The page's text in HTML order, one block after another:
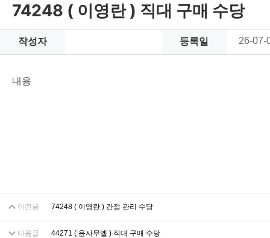
74248 ( 이영란 ) 직대 구매 수당
작성자 등록일 26-07-
내용
이전글 74248 ( 이영란 ) 간접 관리 수당
다음글 44271 ( 윤사무엘 ) 직대 구매 수당